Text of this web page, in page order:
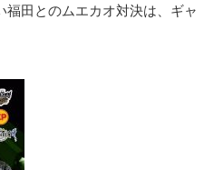
福田とのムエカオ対決は、ギャ